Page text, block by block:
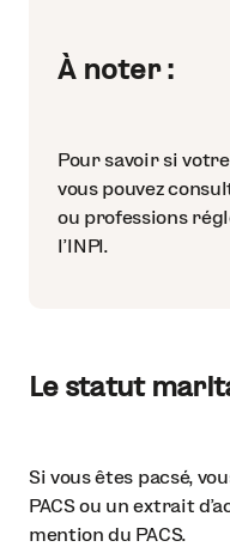
À noter :
Pour savoir si
vous pouvez
ou professions
l’INPI.
Le statut
Si vous êtes pacsé,
PACS ou un extrait
mention du PACS.